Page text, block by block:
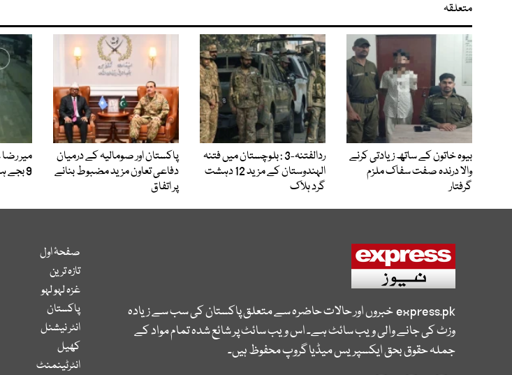
متعلقہ
بیوہ خاتون کے ساتھ زیادتی کرنے
والا درندہ صفت سفاک ملزم
گرفتار
ردالفتنہ-3 : بلوچستان میں فتنہ
الہندوستان کے مزید 12 دہشت
گرد ہلاک
پاکستان اور صومالیہ کے درمیان
دفاعی تعاون مزید مضبوط بنانے
پر اتفاق
میر
9 بجے ہوگی
express.pkخبروں اور حالات حاضرہ سے متعلق پاکستان کی سب سے زیادہ
وزٹ کی جانے والی ویب سائٹ ہے۔ اس ویب سائٹ پر شائع شدہ تمام مواد کے
جملہ حقوق بحق ایکسپریس میڈیا گروپ محفوظ ہیں۔
صفحۂ اول
تازہ ترین
غزہ لہو لہو
پاکستان
انٹر نیشنل
کھیل
انٹرٹینمنٹ